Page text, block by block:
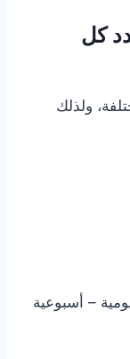
كل
ولذلك
– أسبوعية